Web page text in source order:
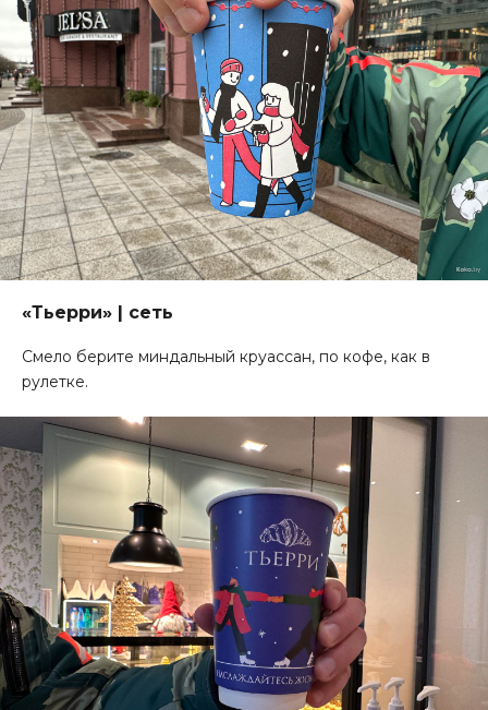
«Тьерри» | сеть
Смело берите миндальный круассан, по кофе, как в
рулетке.